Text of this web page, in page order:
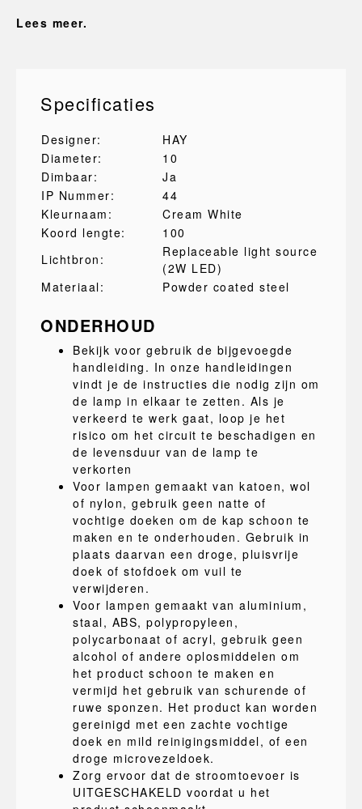
Lees meer.
Specificaties
Designer:
HAY
Diameter:
10
Dimbaar:
Ja
IP Nummer:
44
Kleurnaam:
Cream White
Koord lengte:
100
Lichtbron:
Replaceable light source
(2W LED)
Materiaal:
Powder coated steel
ONDERHOUD
Bekijk voor gebruik de bijgevoegde
handleiding. In onze handleidingen
vindt je de instructies die nodig zijn om
de lamp in elkaar te zetten. Als je
verkeerd te werk gaat, loop je het
risico om het circuit te beschadigen en
de levensduur van de lamp te
verkorten
Voor lampen gemaakt van katoen, wol
of nylon, gebruik geen natte of
vochtige doeken om de kap schoon te
maken en te onderhouden. Gebruik in
plaats daarvan een droge, pluisvrije
doek of stofdoek om vuil te
verwijderen.
Voor lampen gemaakt van aluminium,
staal, ABS, polypropyleen,
polycarbonaat of acryl, gebruik geen
alcohol of andere oplosmiddelen om
het product schoon te maken en
vermijd het gebruik van schurende of
ruwe sponzen. Het product kan worden
gereinigd met een zachte vochtige
doek en mild reinigingsmiddel, of een
droge microvezeldoek.
Zorg ervoor dat de stroomtoevoer is
UITGESCHAKELD voordat u het